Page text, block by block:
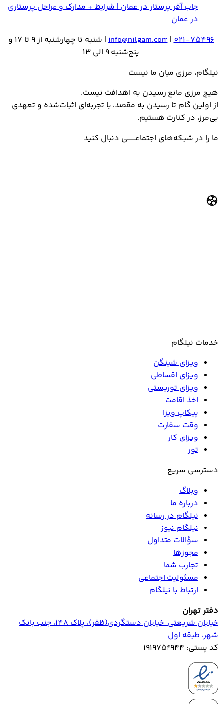
جاب آفر پرستار در عمان | شرایط + مدارک و مراحل پرستاری
در عمان
021-75496
|
info@nilgam.com
| شنبه تا چهارشنبه از 9 تا 17 و
پنج‌شنبه 9 الی 13
نیلگام، مرزی میان ما نیست
هیـچ مرزی مانع رسیـدن به اهدافت نیست.
از اولین گام تا رسیدن به مقصد، با تجربه‌ای اثبات‌شده و تعهدی
بی‌مرز، در کنارت هستیم.
ما را در شبکه‌هـای اجتماعــــــــی دنبال کنید
خدمات نیلگام
ویزای شینگن
ویزای اقساطی
ویزای توریستی
اخذ اقامت
پیکاپ ویزا
وقت سفارت
ویزای کار
تور
دسترسی سریع
وبلاگ
درباره ما
نیلگام در رسانه
نیلگام نیوز
سؤالات متداول
مجوزها
تجارب شما
مسئولیت اجتماعی
ارتباط با نیلگام
دفتر تهران
خیابان‌ شریعتی، خیابان‌ دستگردی(ظفر)، پلاک 148، جنب بانک
شهر، طبقه اول
کد پستی: ۱۹۱۹۷۵۴۹۴۴